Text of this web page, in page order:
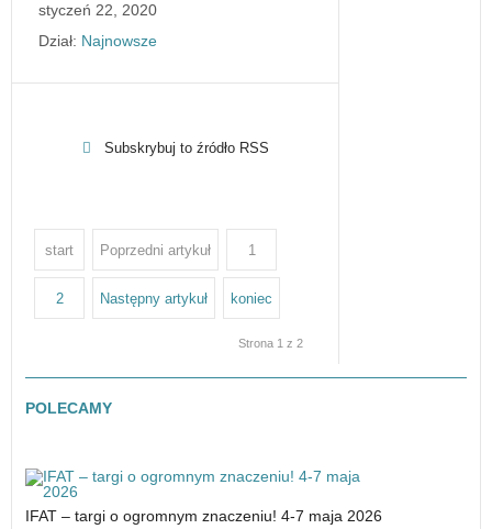
styczeń 22, 2020
Dział: Najnowsze
Subskrybuj to źródło RSS
start Poprzedni artykuł 1
2 Następny artykuł koniec
Strona 1 z 2
POLECAMY
IFAT – targi o ogromnym znaczeniu! 4-7 maja 2026